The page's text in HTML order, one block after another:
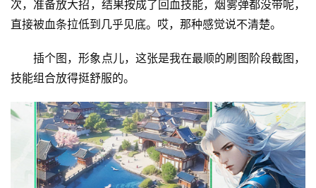
次，准备放大招，结果按成了回血技能，烟雾弹都没带呢，
直接被血条拉低到几乎见底。哎，那种感觉说不清楚。
插个图，形象点儿，这张是我在最顺的刷图阶段截图，
技能组合放得挺舒服的。